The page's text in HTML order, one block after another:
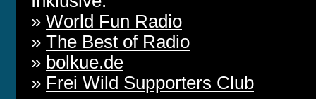
» World Fun Radio
» The Best of Radio
» bolkue.de
» Frei Wild Supporters Club